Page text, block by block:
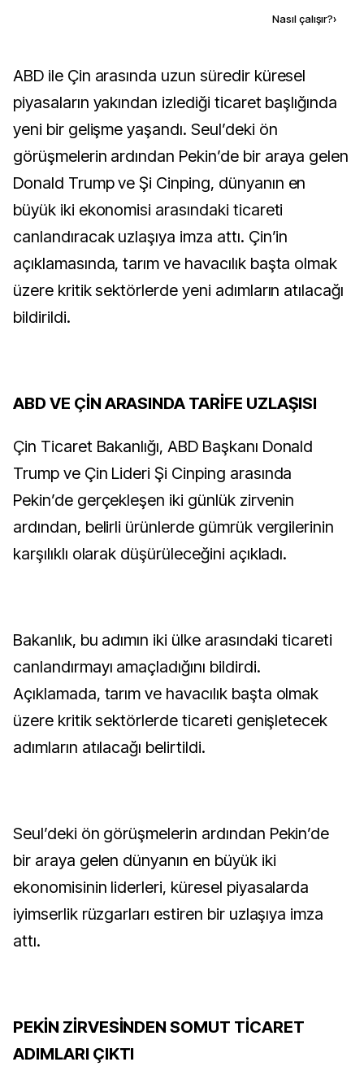
Nasıl çalışır?›
ABD ile Çin arasında uzun süredir küresel
piyasaların yakından izlediği ticaret başlığında
yeni bir gelişme yaşandı. Seul’deki ön
görüşmelerin ardından Pekin’de bir araya gelen
Donald Trump ve Şi Cinping, dünyanın en
büyük iki ekonomisi arasındaki ticareti
canlandıracak uzlaşıya imza attı. Çin’in
açıklamasında, tarım ve havacılık başta olmak
üzere kritik sektörlerde yeni adımların atılacağı
bildirildi.
ABD VE ÇİN ARASINDA TARİFE UZLAŞISI
Çin Ticaret Bakanlığı, ABD Başkanı Donald
Trump ve Çin Lideri Şi Cinping arasında
Pekin’de gerçekleşen iki günlük zirvenin
ardından, belirli ürünlerde gümrük vergilerinin
karşılıklı olarak düşürüleceğini açıkladı.
Bakanlık, bu adımın iki ülke arasındaki ticareti
canlandırmayı amaçladığını bildirdi.
Açıklamada, tarım ve havacılık başta olmak
üzere kritik sektörlerde ticareti genişletecek
adımların atılacağı belirtildi.
Seul’deki ön görüşmelerin ardından Pekin’de
bir araya gelen dünyanın en büyük iki
ekonomisinin liderleri, küresel piyasalarda
iyimserlik rüzgarları estiren bir uzlaşıya imza
attı.
PEKİN ZİRVESİNDEN SOMUT TİCARET
ADIMLARI ÇIKTI